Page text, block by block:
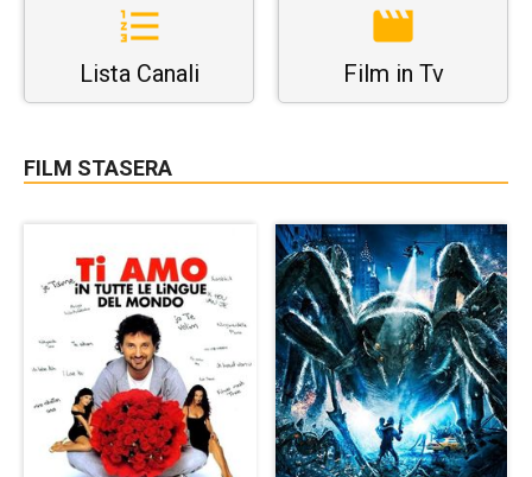
Lista Canali Film in Tv
FILM STASERA